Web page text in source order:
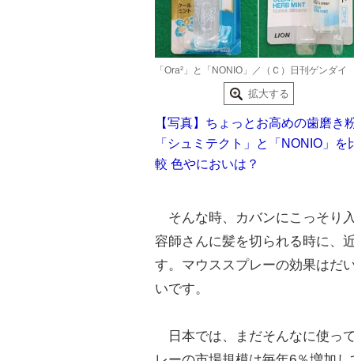
「Ora²」と「NONIO」／（Ｃ）日刊ゲンダイ
拡大する
【写真】ちょっとお高めの歯磨き
「シュミテクト」と「NONIO」を
較 色やにおいは？
そんな時、カバンにこっそり
容師さんに髪を切られる時に、
す。マウススプレーの効果はだ
いです。
日本では、まだそんなに使っ